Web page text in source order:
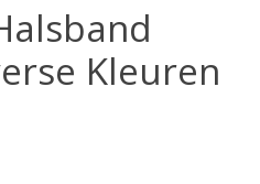
Kleuren